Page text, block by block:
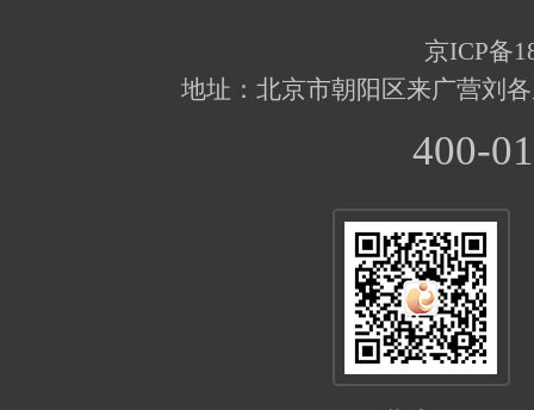
京ICP备
地址：北京市朝阳区来广营刘
400-